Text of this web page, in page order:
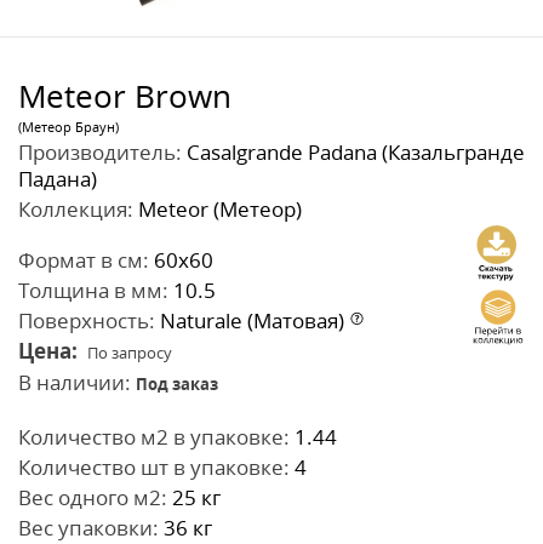
Meteor Brown
(Метеор Браун)
Производитель: Casalgrande Padana (Казальгранде
Падана)
Коллекция: Meteor (Метеор)
Формат в см: 60x60
Толщина в мм: 10.5
Поверхность: Naturale (Матовая)
Цена: По запросу
В наличии: Под заказ
Количество м2 в упаковке: 1.44
Количество шт в упаковке: 4
Вес одного м2: 25 кг
Вес упаковки: 36 кг